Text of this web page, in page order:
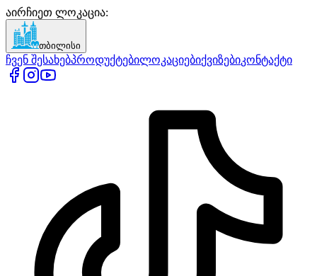
აირჩიეთ ლოკაცია:
თბილისი
ჩვენ შესახებპროდუქტებილოკაციებიქვიზებიკონტაქტი